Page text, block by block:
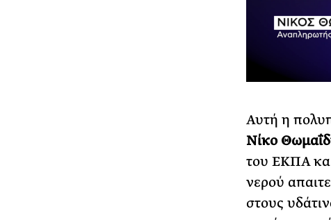
Αυτή η
Νίκο
του ΕΚΠΑ
νερού
στους